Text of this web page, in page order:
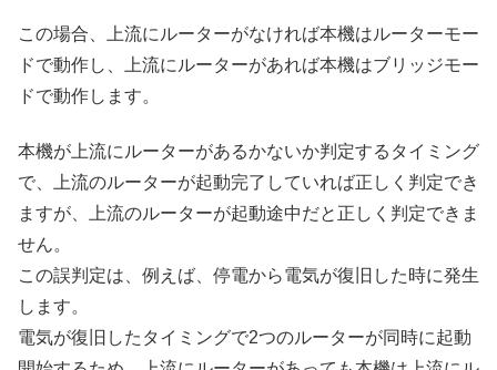
この場合、上流にルーターがなければ本機はルーターモー
ドで動作し、上流にルーターがあれば本機はブリッジモー
ドで動作します。
本機が上流にルーターがあるかないか判定するタイミング
で、上流のルーターが起動完了していれば正しく判定でき
ますが、上流のルーターが起動途中だと正しく判定できま
せん。
この誤判定は、例えば、停電から電気が復旧した時に発生
します。
電気が復旧したタイミングで2つのルーターが同時に起動